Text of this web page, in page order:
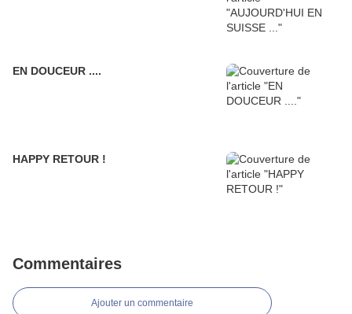
EN DOUCEUR ....
HAPPY RETOUR !
Commentaires
Ajouter un commentaire